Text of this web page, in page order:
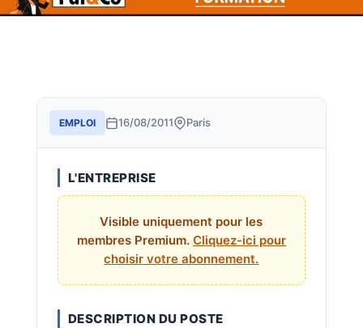
EMPLOI 16/08/2011 Paris
L'ENTREPRISE
Visible uniquement pour les
membres Premium. Cliquez-ici pour
choisir votre abonnement.
DESCRIPTION DU POSTE